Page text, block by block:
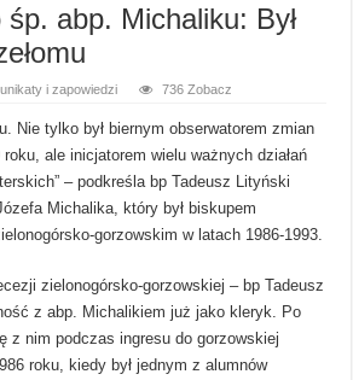
abp. Michaliku: Był
i zapowiedzi 736 Zobacz
Nie tylko był biernym obserwatorem zmian
ale inicjatorem wielu ważnych działań
– podkreśla bp Tadeusz Lityński
Michalika, który był biskupem
gorzowskim w latach 1986-1993.
zielonogórsko-gorzowskiej – bp Tadeusz
z abp. Michalikiem już jako kleryk. Po
z nim podczas ingresu do gorzowskiej
roku, kiedy był jednym z alumnów